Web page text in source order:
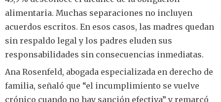
alimentaria. Muchas separaciones no incluyen
acuerdos escritos. En esos casos, las madres quedan
sin respaldo legal y los padres eluden sus
responsabilidades sin consecuencias inmediatas.
Ana Rosenfeld, abogada especializada en derecho de
familia, señaló que “el incumplimiento se vuelve
crónico cuando no hay sanción efectiva” y remarcó